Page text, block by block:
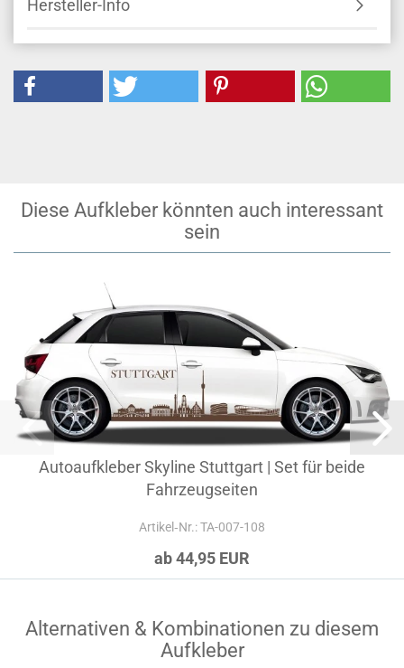
Hersteller-Info
Diese Aufkleber könnten auch interessant
sein
Autoaufkleber Skyline Stuttgart | Set für beide
Fahrzeugseiten
Artikel‑Nr.: TA-007-108
ab 44,95 EUR
Alternativen & Kombinationen zu diesem
Aufkleber